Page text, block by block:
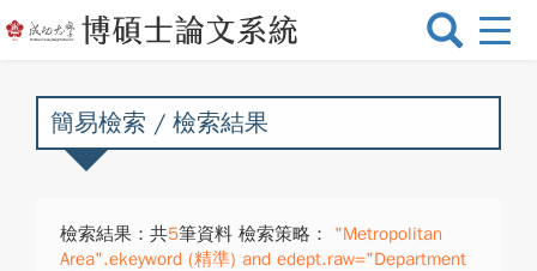
選
換
簡易檢索 / 檢索結果
檢索結果：共5筆資料 檢索策略：
"Metropolitan
Area".ekeyword (精準) and edept.raw="Department